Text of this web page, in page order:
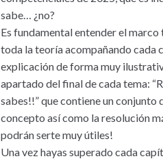
sabe… ¿no?
Es fundamental entender el
toda la teoría acompañando cada
explicación de forma muy
apartado del final de cada tema:
sabes!!” que contiene un
concepto así como la resolución
podrán serte muy útiles!
Una vez hayas superado cada